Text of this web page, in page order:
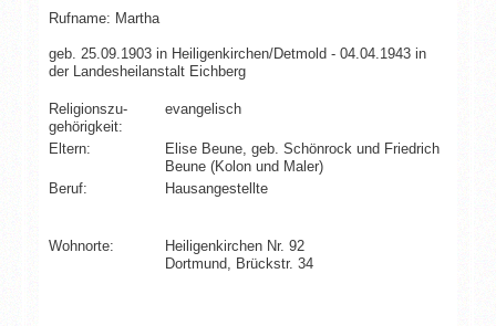
Rufname: Martha
geb. 25.09.1903 in Heiligenkirchen/Detmold - 04.04.1943 in
der Landesheilanstalt Eichberg
Religionszu­
gehörigkeit:
evangelisch
Eltern:
Elise Beune, geb. Schönrock und Friedrich
Beune (Kolon und Maler)
Beruf:
Hausangestellte
Wohnorte:
Heiligenkirchen Nr. 92
Dortmund, Brückstr. 34